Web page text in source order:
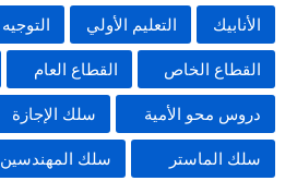
الأنابيك التعليم الأولي التوجيه
القطاع الخاص القطاع العام
دروس محو الأمية سلك الإجازة
سلك الماستر سلك المهندسين